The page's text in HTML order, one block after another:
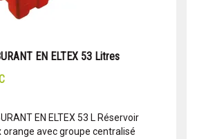
EN ELTEX 53 Litres
EN ELTEX 53 L Réservoir
avec groupe centralisé